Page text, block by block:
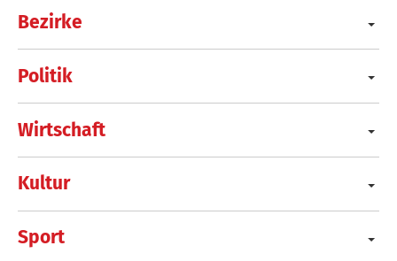
Bezirke
Politik
Wirtschaft
Kultur
Sport